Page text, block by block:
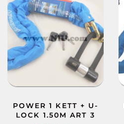
POWER 1 KETT + U-
LOCK 1.50M ART 3